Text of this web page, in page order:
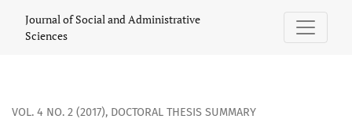
From 1980 on, the Impact of the Globalization on
Journal of Social and Administrative
Sciences
VOL. 4 NO. 2 (2017), DOCTORAL THESIS SUMMARY